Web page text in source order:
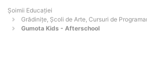
Șoimii Educației
Grădinițe, Școli de Arte, Cursuri de
Gumota Kids - Afterschool